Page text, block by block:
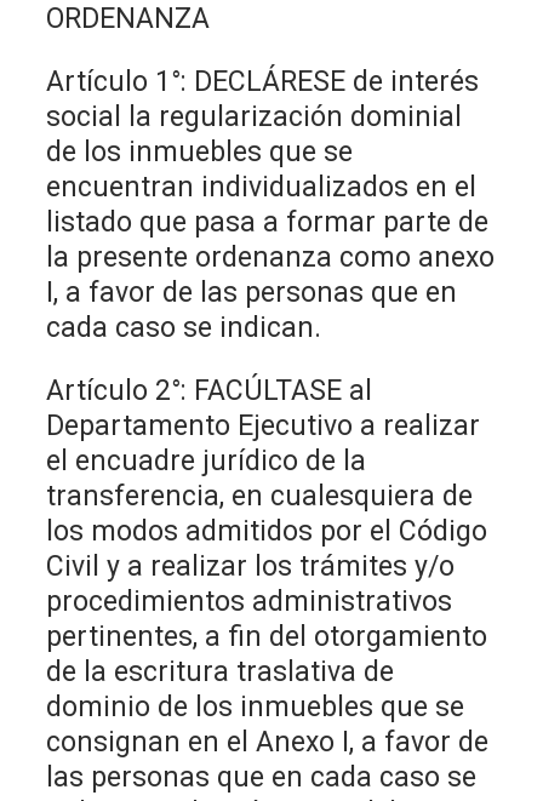
ORDENANZA
Artículo 1°: DECLÁRESE de interés
social la regularización dominial
de los inmuebles que se
encuentran individualizados en el
listado que pasa a formar parte de
la presente ordenanza como anexo
I, a favor de las personas que en
cada caso se indican.
Artículo 2°: FACÚLTASE al
Departamento Ejecutivo a realizar
el encuadre jurídico de la
transferencia, en cualesquiera de
los modos admitidos por el Código
Civil y a realizar los trámites y/o
procedimientos administrativos
pertinentes, a fin del otorgamiento
de la escritura traslativa de
dominio de los inmuebles que se
consignan en el Anexo I, a favor de
las personas que en cada caso se